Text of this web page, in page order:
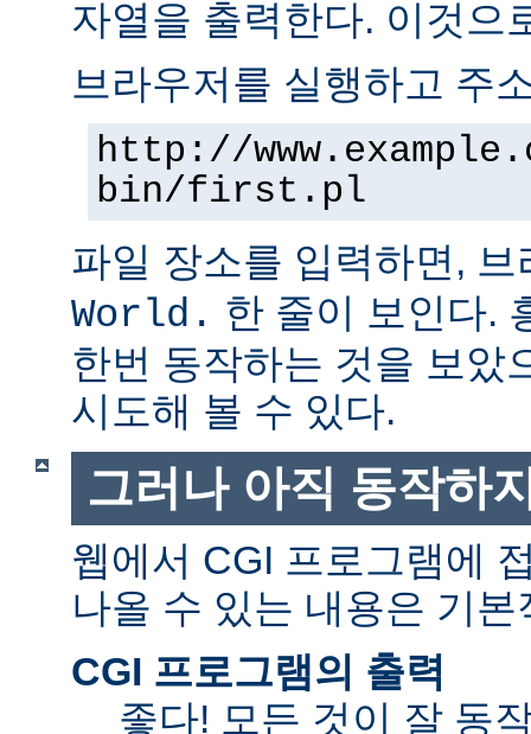
자열을 출력한다. 이것으
브라우저를 실행하고 주
http://
bin/first.pl
파일 장소를 입력하면,
World. 한 줄이 보인다.
한번 동작하는 것을 보았
시도해 볼 수 있다.
그러나 아직 동작하
웹에서 CGI 프로그램에
나올 수 있는 내용은 기
CGI 프로그램의 출력
좋다! 모든 것이 잘 동